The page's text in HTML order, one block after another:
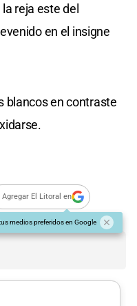
reja este del
en el insigne
blancos en contraste
Agregar El Litoral en
medios preferidos en Google